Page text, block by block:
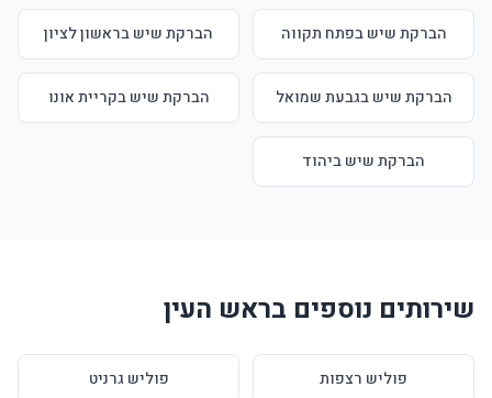
הברקת שיש בפתח תקווה הברקת שיש בראשון לציון
הברקת שיש בגבעת שמואל הברקת שיש בקריית אונו
הברקת שיש ביהוד
שירותים נוספים בראש העין
פוליש רצפות פוליש גרניט